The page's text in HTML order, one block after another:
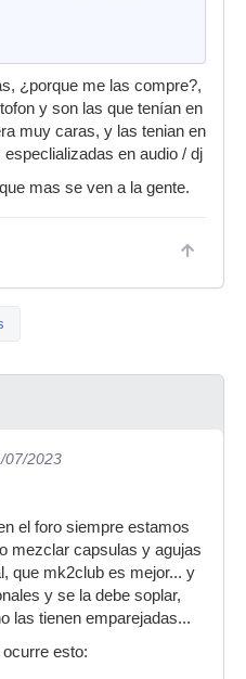
¿porque me las compre?,
y son las que tenían en
muy caras, y las tenian en
en audio / dj
mas se ven a la gente.
07/2023
el foro siempre estamos
mezclar capsulas y agujas
que mk2club es mejor... y
y se la debe soplar,
las tienen emparejadas...
esto: